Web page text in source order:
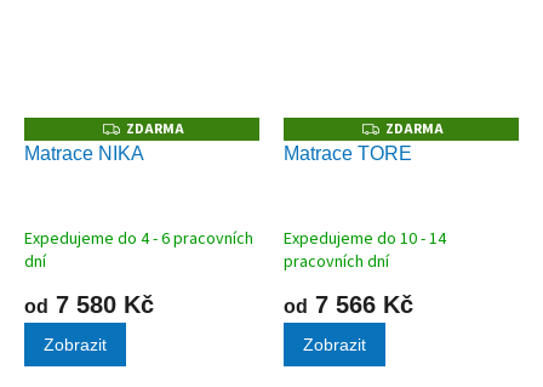
Z
D
A
ZDARMA
Matrace NIKA
Expedujeme do 4 - 6 pracovních
dní
od 7 580 Kč
Zobrazit
Z
D
A
ZDARMA
Matrace TORE
Expedujeme do 10 - 14
pracovních dní
od 7 566 Kč
Zobrazit